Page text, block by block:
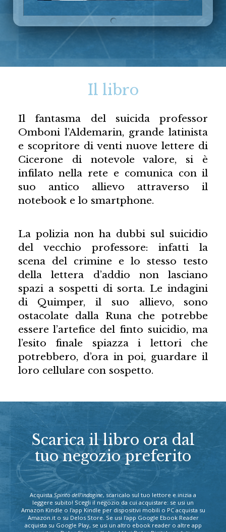
Il libro
Il fantasma del suicida professor
Omboni l’Aldemarin, grande latinista
e scopritore di venti nuove lettere di
Cicerone di notevole valore, si è
infilato nella rete e comunica con il
suo antico allievo attraverso il
notebook e lo smartphone.
La polizia non ha dubbi sul suicidio
del vecchio professore: infatti la
scena del crimine e lo stesso testo
della lettera d’addio non lasciano
spazi a sospetti di sorta. Le indagini
di Quimper, il suo allievo, sono
ostacolate dalla Runa che potrebbe
essere l’artefice del finto suicidio, ma
l’esito finale spiazza i lettori che
potrebbero, d’ora in poi, guardare il
loro cellulare con sospetto.
Scarica il libro ora dal
tuo negozio preferito
AcquistaSpirito dell'indagine, scaricalo sul tuo lettore e inizia a
leggere subito! Scegli il negozio da cui acquistare: se usi un
Amazon Kindle o l'app Kindle per dispositivi mobili o PC acquista su
Amazon.it o su Delos Store. Se usi l'app Google Ebook Reader
acquista su Google Play, se usi un altro ebook reader o altre app